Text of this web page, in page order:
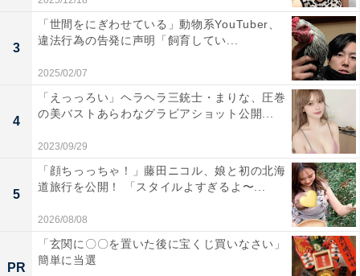
3
「世間をにぎわせている」動物系YouTuber、
違法行為の告発に声明「飼育してい...
2025/02/07
4
「えっっろい」ヘラヘラ三銃士・まりな、圧巻
の美バストあらわなグラビアショット公開...
2023/09/29
5
「顔ちっっちゃ！」藤田ニコル、娘と初の北海
道旅行を公開！ 「スタイルよすぎるよ〜...
2026/08/08
PR
「玄関に〇〇を置いた後に宝くじ買いなさい」
簡単に当選